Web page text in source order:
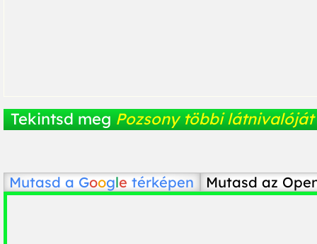
Tekintsd meg Pozsony többi látnivalóját
Mutasd a Google térképen Mutasd az